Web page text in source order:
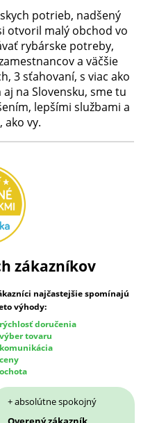
potrieb, nadšený
otvoril malý obchod vo
rybárske potreby,
a väčšie
3 sťahovaní, s viac ako
na Slovensku, sme tu
lepšími službami a
ako vy.
zákazníkov
najčastejšie spomínajú
výhody:
doručenia
tovaru
+ absolútne spokojný